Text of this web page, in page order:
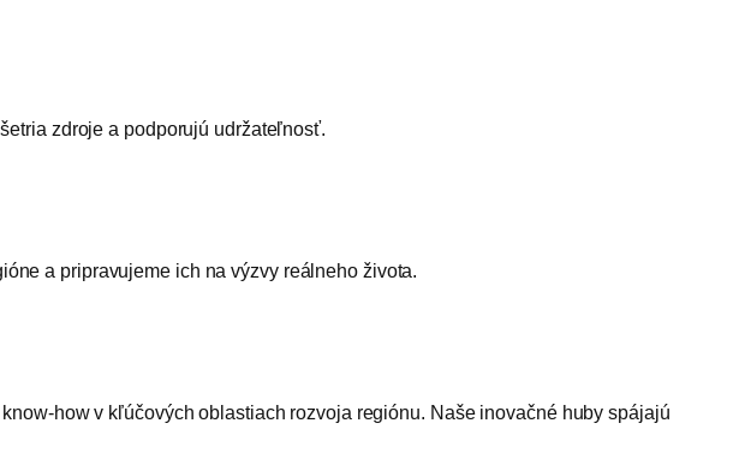
zdroje a podporujú udržateľnosť.
a pripravujeme ich na výzvy reálneho života.
how v kľúčových oblastiach rozvoja regiónu. Naše inovačné huby spájajú